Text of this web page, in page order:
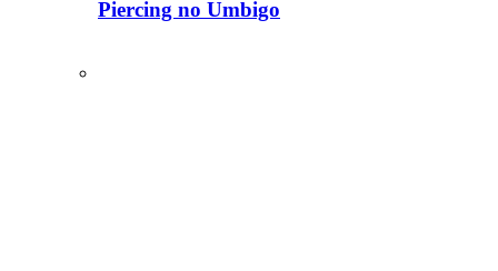
Piercing no Umbigo